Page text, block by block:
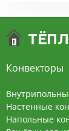
экономит
Конвекторы
Настенные
Напольные